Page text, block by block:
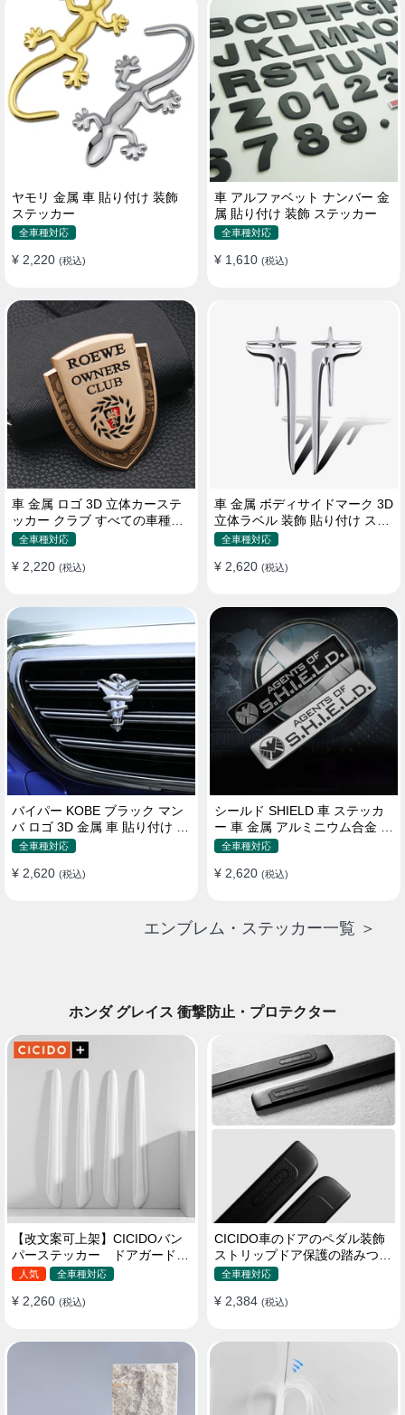
ヤモリ 金属 車 貼り付け 装飾
ステッカー
全車種対応
¥ 2,220 (税込)
車 アルファベット ナンバー 金
属 貼り付け 装飾 ステッカー
全車種対応
¥ 1,610 (税込)
車 金属 ロゴ 3D 立体カーステ
ッカー クラブ すべての車種対
応 カスタム サイドポスト
全車種対応
¥ 2,220 (税込)
車 金属 ボディサイドマーク 3D
立体ラベル 装飾 貼り付け ステ
ッカー
全車種対応
¥ 2,620 (税込)
バイパー KOBE ブラック マン
バ ロゴ 3D 金属 車 貼り付け 装
飾 ステッカー
全車種対応
¥ 2,620 (税込)
シールド SHIELD 車 ステッカ
ー 車 金属 アルミニウム合金 ス
クラッチオクルージョン ステ
全車種対応
¥ 2,620 (税込)
エンブレム・ステッカー一覧 ＞
ホンダ グレイス 衝撃防止・プロテクター
【改文案可上架】CICIDOバン
パーステッカー ドアガード
衝突防止プロテクター 耐スク
人気 全車種対応
¥ 2,260 (税込)
CICIDO車のドアのペダル装飾
ストリップドア保護の踏みつけ
防止
全車種対応
¥ 2,384 (税込)